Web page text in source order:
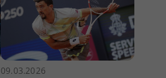
09.03.2026